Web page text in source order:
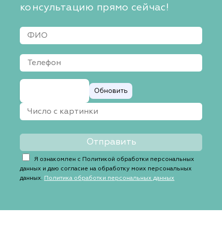
консультацию прямо сейчас!
Обновить
Я ознакомлен с Политикой обработки персональных
данных и даю согласие на обработку моих персональных
данных. Политика обработки персональных данных